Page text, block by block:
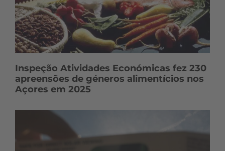
Inspeção Atividades Económicas fez 230
apreensões de géneros alimentícios nos
Açores em 2025